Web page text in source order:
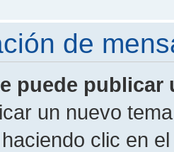
de
puede publicar
un nuevo
clic en